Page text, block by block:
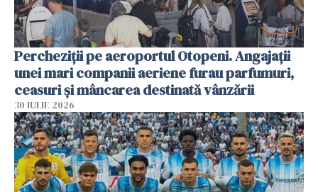
Percheziții pe aeroportul Otopeni. Angajații
unei mari companii aeriene furau parfumuri,
ceasuri și mâncarea destinată vânzării
30 IULIE 2026